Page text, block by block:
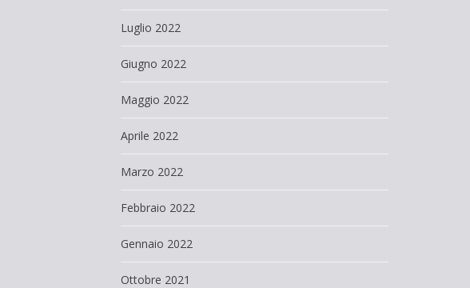
Luglio 2022
Giugno 2022
Maggio 2022
Aprile 2022
Marzo 2022
Febbraio 2022
Gennaio 2022
Ottobre 2021